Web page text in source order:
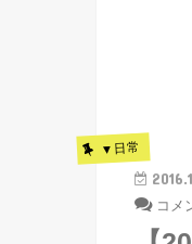
▼日常
コメ